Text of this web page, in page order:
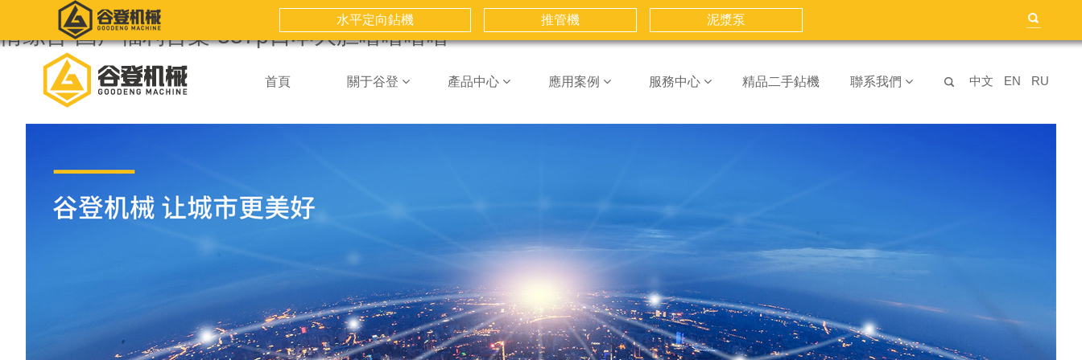
久久精品网-最新国产精品-国产又色又爽又黄又免费-黄色片在哪里看-中文字幕国产在线-日韩黄色一级-国产激
情久久久-九七伦理电影-日韩精品五区-大香伊人久久-在线亚洲观看-国精品人妻无码一区二区三区喝尿-开心激
情综合-国产福利合集-337p日本大胆噜噜噜噜
水平定向鉆機 推管機 泥漿泵
首頁 關于谷登 產品中心 應用案例 服務中心 精品二手鉆機 聯系我們 中文 EN RU